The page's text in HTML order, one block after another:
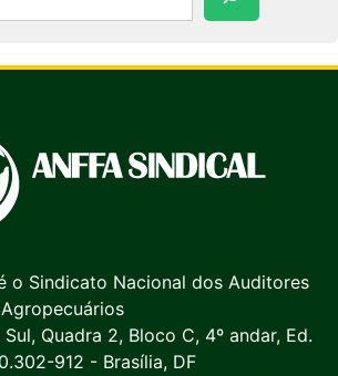
o Sindicato Nacional dos Auditores
Quadra 2, Bloco C, 4º andar, Ed.
912 - Brasília, DF